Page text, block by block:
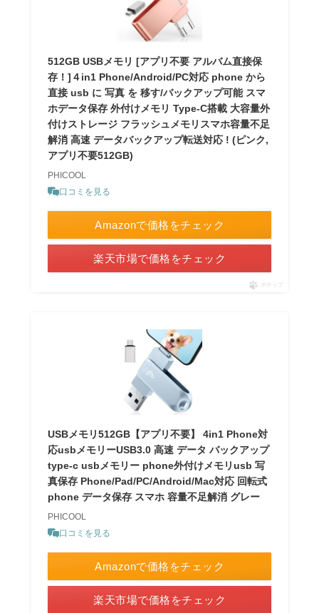
512GB USBメモリ [アプリ不要 アルバム直接保
存！]４in1 Phone/Android/PC対応 phone から
直接 usb に 写真 を 移す/バックアップ可能 スマ
ホデータ保存 外付けメモリ Type-C搭載 大容量外
付けストレージ フラッシュメモリスマホ容量不足
解消 高速 データバックアップ転送対応 ! (ピンク,
アプリ不要512GB)
PHICOOL
口コミを見る
Amazonで価格をチェック
楽天市場で価格をチェック
ポチップ
USBメモリ512GB【アプリ不要】 4in1 Phone対
応usbメモリーUSB3.0 高速 データ バックアップ
type-c usbメモリー phone外付けメモリusb 写
真保存 Phone/Pad/PC/Android/Mac対応 回転式
phone データ保存 スマホ 容量不足解消 グレー
PHICOOL
口コミを見る
Amazonで価格をチェック
楽天市場で価格をチェック